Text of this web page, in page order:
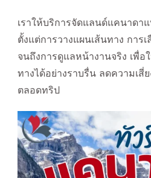
เราให้บริการจัดแลนด์แคนาดา
ตั้งแต่การวางแผนเส้นทาง การ
จนถึงการดูแลหน้างานจริง เพื่
ทางได้อย่างราบรื่น ลดความเ
ตลอดทริป